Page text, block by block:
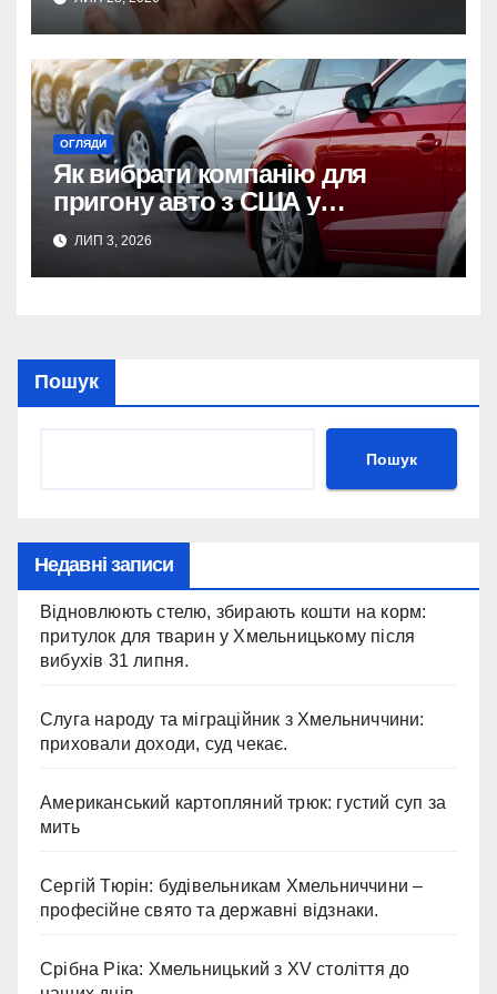
документів
ОГЛЯДИ
Як вибрати компанію для
пригону авто з США у
Хмельницькому: поради та
досвід користувачів
ЛИП 3, 2026
Пошук
Пошук
Недавні записи
Відновлюють стелю, збирають кошти на корм:
притулок для тварин у Хмельницькому після
вибухів 31 липня.
Слуга народу та міграційник з Хмельниччини:
приховали доходи, суд чекає.
Американський картопляний трюк: густий суп за
мить
Сергій Тюрін: будівельникам Хмельниччини –
професійне свято та державні відзнаки.
Срібна Ріка: Хмельницький з XV століття до